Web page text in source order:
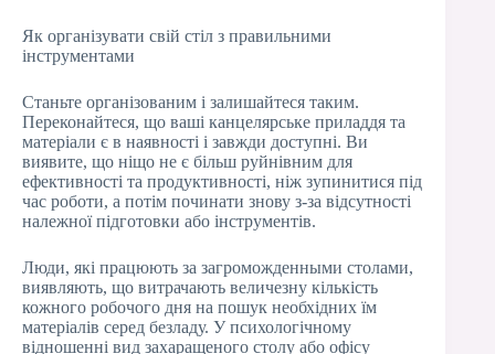
Як організувати свій стіл з правильними
інструментами
Станьте організованим і залишайтеся таким.
Переконайтеся, що ваші канцелярське приладдя та
матеріали є в наявності і завжди доступні. Ви
виявите, що ніщо не є більш руйнівним для
ефективності та продуктивності, ніж зупинитися під
час роботи, а потім починати знову з-за відсутності
належної підготовки або інструментів.
Люди, які працюють за загроможденными столами,
виявляють, що витрачають величезну кількість
кожного робочого дня на пошук необхідних їм
матеріалів серед безладу. У психологічному
відношенні вид захаращеного столу або офісу